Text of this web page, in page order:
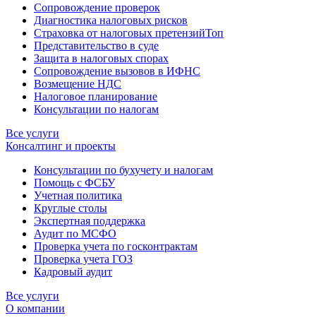
Сопровождение проверок
Диагностика налоговых рисков
Страховка от налоговых претензийТоп
Представительство в суде
Защита в налоговых спорах
Сопровождение вызовов в ИФНС
Возмещение НДС
Налоговое планирование
Консультации по налогам
Все услуги
Консалтинг и проекты
Консультации по бухучету и налогам
Помощь с ФСБУ
Учетная политика
Круглые столы
Экспертная поддержка
Аудит по МСФО
Проверка учета по госконтрактам
Проверка учета ГОЗ
Кадровый аудит
Все услуги
О компании